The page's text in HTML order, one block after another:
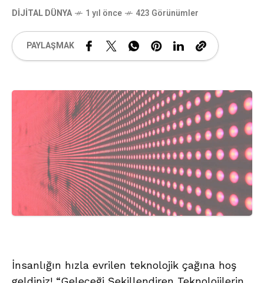
DIJITAL DÜNYA 1 yıl önce 423 Görünümler
PAYLAŞMAK
İnsanlığın hızla evrilen teknolojik çağına hoş